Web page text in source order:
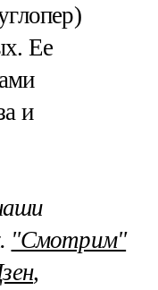
Ее
и
"Смотрим"
,